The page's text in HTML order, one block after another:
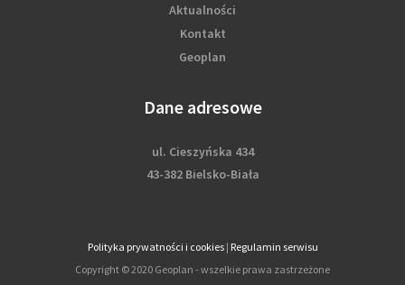
Aktualności
Kontakt
Geoplan
Dane adresowe
ul. Cieszyńska 434
43-382 Bielsko-Biała
Polityka prywatności i cookies| Regulamin serwisu
Copyright © 2020 Geoplan - wszelkie prawa zastrzeżone